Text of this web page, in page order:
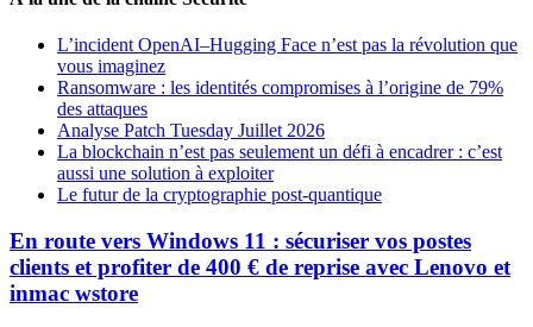
L’incident OpenAI–Hugging Face n’est pas la révolution que
vous imaginez
Ransomware : les identités compromises à l’origine de 79%
des attaques
Analyse Patch Tuesday Juillet 2026
La blockchain n’est pas seulement un défi à encadrer : c’est
aussi une solution à exploiter
Le futur de la cryptographie post-quantique
En route vers Windows 11 : sécuriser vos postes
clients et profiter de 400 € de reprise avec Lenovo et
inmac wstore